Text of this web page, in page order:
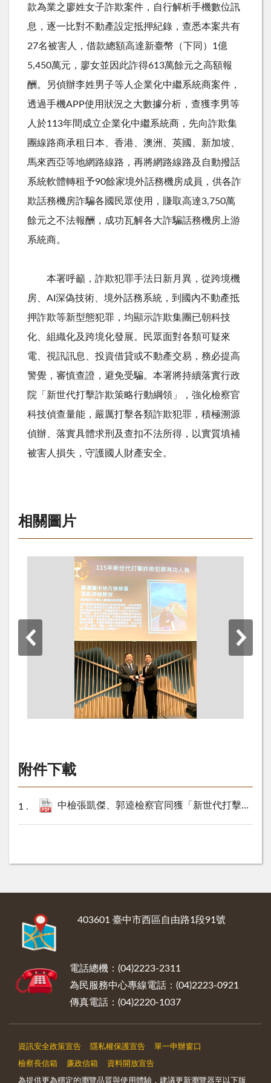
款為業之廖姓女子詐欺案件，自行解析手機數位訊
息，逐一比對不動產設定抵押紀錄，查悉本案共有
27名被害人，借款總額高達新臺幣（下同） 1 億
5,450萬元，廖女並因此詐得613萬餘元之高額報
酬。另偵辦李姓男子等人企業化中繼系統商案件，
透過手機APP使用狀況之大數據分析，查獲李男等
人於113年間成立企業化中繼系統商，先向詐欺集
團線路商承租日本、香港、澳洲、英國、新加坡、
馬來西亞等地網路線路，再將網路線路及自動撥話
系統軟體轉租予90餘家境外話務機房成員，供各詐
欺話務機房詐騙各國民眾使用，賺取高達3,750萬
餘元之不法報酬，成功瓦解各大詐騙話務機房上游
系統商。
本署呼籲，詐欺犯罪手法日新月異，從跨境機
房、 AI 深偽技術、境外話務系統，到國內不動產抵
押詐欺等新型態犯罪，均顯示詐欺集團已朝科技
化、組織化及跨境化發展。民眾面對各類可疑來
電、視訊訊息、投資借貸或不動產交易，務必提高
警覺，審慎查證，避免受騙。本署將持續落實行政
院「新世代打擊詐欺策略行動綱領」，強化檢察官
科技偵查量能，嚴厲打擊各類詐欺犯罪，積極溯源
偵辦、落實具體求刑及查扣不法所得，以實質填補
被害人損失，守護國人財產安全。
相關圖片
附件下載
中檢張凱傑、郭逵檢察官同獲「新世代打擊詐欺犯罪有功人員」殊榮.pdf
403601 臺中市西區自由路1段91號
電話總機：(04)2223-2311
為民服務中心專線電話：(04)2223-0921
傳真電話：(04)2220-1037
資訊安全政策宣告 隱私權保護宣告 單一申辦窗口
檢察長信箱 廉政信箱 資料開放宣告
為提供更為穩定的瀏覽品質與使用體驗，建議更新瀏覽器至以下版